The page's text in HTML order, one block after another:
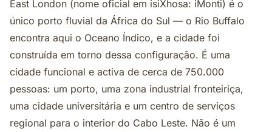
East London (nome oficial em isiXhosa: iMonti) é o
único porto fluvial da África do Sul — o Rio Buffalo
encontra aqui o Oceano Índico, e a cidade foi
construída em torno dessa configuração. É uma
cidade funcional e activa de cerca de 750.000
pessoas: um porto, uma zona industrial fronteiriça,
uma cidade universitária e um centro de serviços
regional para o interior do Cabo Leste. Não é um